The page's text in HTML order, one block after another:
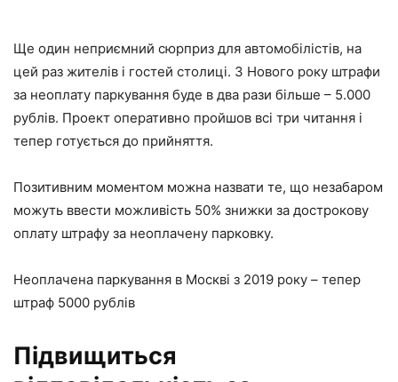
Ще один неприємний сюрприз для автомобілістів, на
цей раз жителів і гостей столиці. З Нового року штрафи
за неоплату паркування буде в два рази більше – 5.000
рублів. Проект оперативно пройшов всі три читання і
тепер готується до прийняття.
Позитивним моментом можна назвати те, що незабаром
можуть ввести можливість 50% знижки за дострокову
оплату штрафу за неоплачену парковку.
Неоплачена паркування в Москві з 2019 року – тепер
штраф 5000 рублів
Підвищиться